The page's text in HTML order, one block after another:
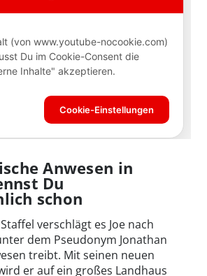
Anwesen in
Du
schon
verschlägt es Joe nach
dem Pseudonym Jonathan
treibt. Mit seinen neuen
er auf ein großes Landhaus